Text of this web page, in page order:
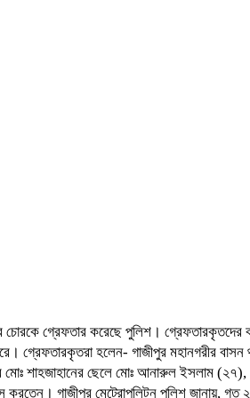
চোরকে গ্রেফতার করেছে পুলিশ।
গ্রেফতারকৃতরা হলেন- গাজীপুর মহানগরীর
মোঃ শাহজাহানের ছেলে মোঃ আনারুল ইসলাম
করতেন। গাজীপুর মেট্রোপলিটন পুলিশ জানায়,